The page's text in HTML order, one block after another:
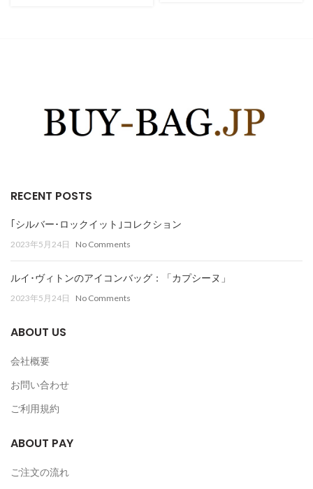
RECENT POSTS
｢シルバー･ロックイット｣コレクション
2023年5月24日 No Comments
ルイ･ヴィトンのアイコンバッグ：「カプシーヌ」
2023年5月24日 No Comments
ABOUT US
会社概要
お問い合わせ
ご利用規約
ABOUT PAY
ご注文の流れ